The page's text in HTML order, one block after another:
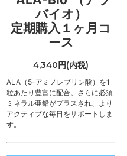
バイオ）
定期購入１ヶ月コ
ース
4,340円(内税)
ALA（5-アミノレブリン酸）を1
粒あたり豊富に配合。さらに必須
ミネラル亜鉛がプラスされ、より
アクティブな毎日をサポートしま
す。